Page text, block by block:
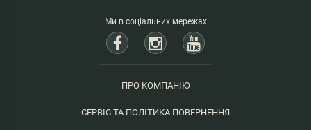
Ми в соціальних мережах
ПРО КОМПАНІЮ
СЕРВІС ТА ПОЛІТИКА ПОВЕРНЕННЯ